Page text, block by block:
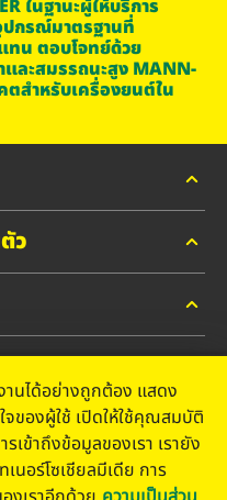
ในฐานะผู้ให้บริการ
กรณ์มาตรฐานที่
ทน ตอบโจทย์ด้วย
ละสมรรถนะสูง MANN-
ตสำหรับเครื่องยนต์ใน
ว
ทย) จำกัด
องเลขที่ 11-06 ชั้น 11 ถนน
งเทพมหานคร 10500
านได้อย่างถูกต้อง แสดง
ของผู้ใช้ เปิดให้ใช้คุณสมบัติ
รเข้าถึงข้อมูลของเรา เรายัง
นอร์โซเชียลมีเดีย การ